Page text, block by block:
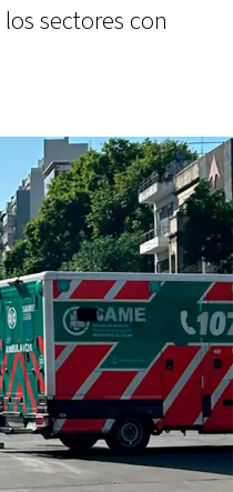
sectores con